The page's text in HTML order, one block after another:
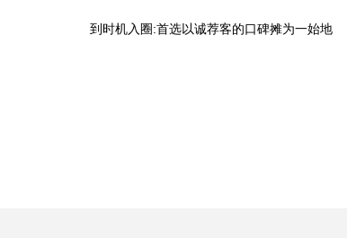
到时机入圈:首选以诚荐客的口碑摊为一始地